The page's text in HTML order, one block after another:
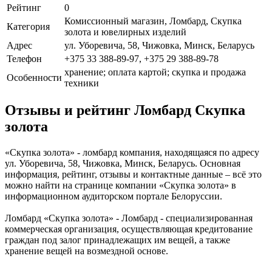
Рейтинг
0
Категория
Комиссионный магазин, Ломбард, Скупка
золота и ювелирных изделий
Адрес
ул. Уборевича, 58, Чижовка, Минск, Беларусь
Телефон
+375 33 388-89-97, +375 29 388-89-78
Особенности
хранение; оплата картой; скупка и продажа
техники
Отзывы и рейтинг Ломбард Скупка
золота
«Скупка золота» - ломбард компания, находящаяся по адресу
ул. Уборевича, 58, Чижовка, Минск, Беларусь. Основная
информация, рейтинг, отзывы и контактные данные – всё это
можно найти на странице компании «Скупка золота» в
информационном аудиторском портале Белоруссии.
Ломбард «Скупка золота» - Ломбард - специализированная
коммерческая организация, осуществляющая кредитование
граждан под залог принадлежащих им вещей, а также
хранение вещей на возмездной основе.